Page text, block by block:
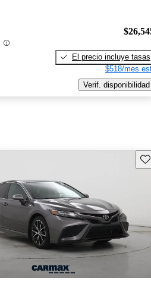
El precio incluye tasas
$518/mes
Verif. disponibilidad